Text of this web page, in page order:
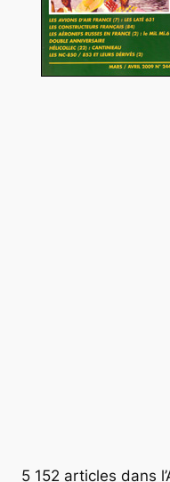
5 152 articles dans